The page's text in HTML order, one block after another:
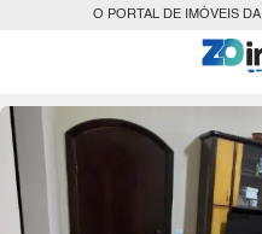
O PORTAL DE IMÓVEIS DA